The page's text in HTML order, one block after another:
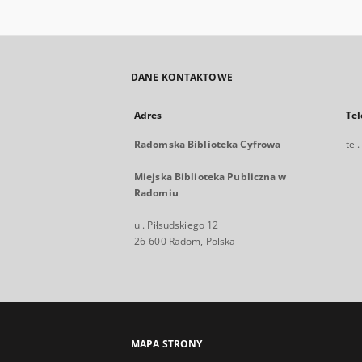
DANE KONTAKTOWE
Adres
Radomska Biblioteka Cyfrowa
Miejska Biblioteka Publiczna w
Radomiu
ul. Piłsudskiego 12
26-600 Radom, Polska
tel.
MAPA STRONY